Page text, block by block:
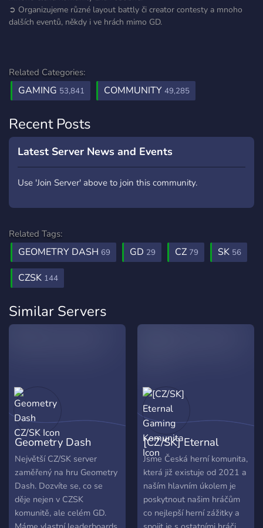
➲ Organizujeme různé layout battly či creator contesty a mnoho
dalších eventů, někdy i ve hrách mimo GD.
Related Categories:
GAMING 53,841 COMMUNITY 49,285
Recent Posts
Latest Server News and Events
Use 'Join Server' above to join this community.
Related Tags:
GEOMETRY DASH 69 GD 29 CZ 79 SK 56
CZSK 144
Similar Servers
Geometry Dash
CZ/SK
Největší CZ/SK server
zaměřený na hru Geometry
Dash. Dozvíte se, co se
děje nejen v CZSK
komunitě, ale celém GD.
[CZ/SK] Eternal
Gaming Komunita
Jsme Česká herní komunita,
která již existuje od 2021 a
naším hlavním úkolem je
poskytnout našim hráčům
co nejlepší herní zážitky a